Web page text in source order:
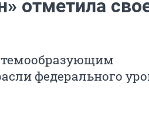
отметила
федерального